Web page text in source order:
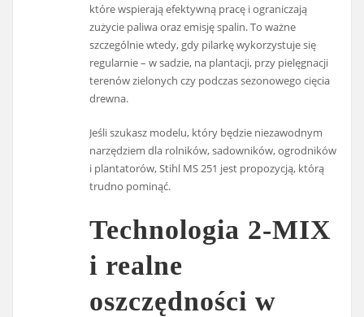
które wspierają efektywną pracę i ograniczają
zużycie paliwa oraz emisję spalin. To ważne
szczególnie wtedy, gdy pilarkę wykorzystuje się
regularnie – w sadzie, na plantacji, przy pielęgnacji
terenów zielonych czy podczas sezonowego cięcia
drewna.
Jeśli szukasz modelu, który będzie niezawodnym
narzędziem dla rolników, sadowników, ogrodników
i plantatorów, Stihl MS 251 jest propozycją, którą
trudno pominąć.
Technologia 2-MIX
i realne
oszczędności w